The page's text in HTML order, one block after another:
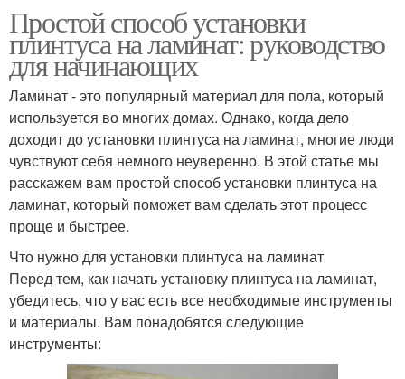
Простой способ установки
плинтуса на ламинат: руководство
для начинающих
Ламинат - это популярный материал для пола, который
используется во многих домах. Однако, когда дело
доходит до установки плинтуса на ламинат, многие люди
чувствуют себя немного неуверенно. В этой статье мы
расскажем вам простой способ установки плинтуса на
ламинат, который поможет вам сделать этот процесс
проще и быстрее.
Что нужно для установки плинтуса на ламинат
Перед тем, как начать установку плинтуса на ламинат,
убедитесь, что у вас есть все необходимые инструменты
и материалы. Вам понадобятся следующие
инструменты: